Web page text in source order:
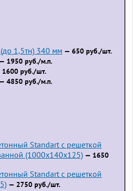
1,5тн) 340 мм — 650 руб./шт.
— 1950 руб./м.п.
руб./шт.
— 4850 руб./м.п.
Standart с решеткой
(1000x140x125) — 1650
Standart с решеткой
— 2750 руб./шт.